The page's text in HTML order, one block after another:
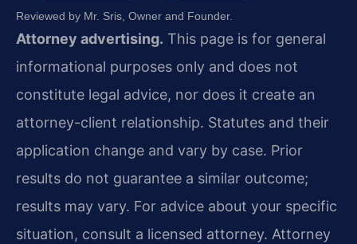
Reviewed by Mr. Sris, Owner and Founder.
Attorney advertising. This page is for general
informational purposes only and does not
constitute legal advice, nor does it create an
attorney-client relationship. Statutes and their
application change and vary by case. Prior
results do not guarantee a similar outcome;
results may vary. For advice about your specific
situation, consult a licensed attorney. Attorney